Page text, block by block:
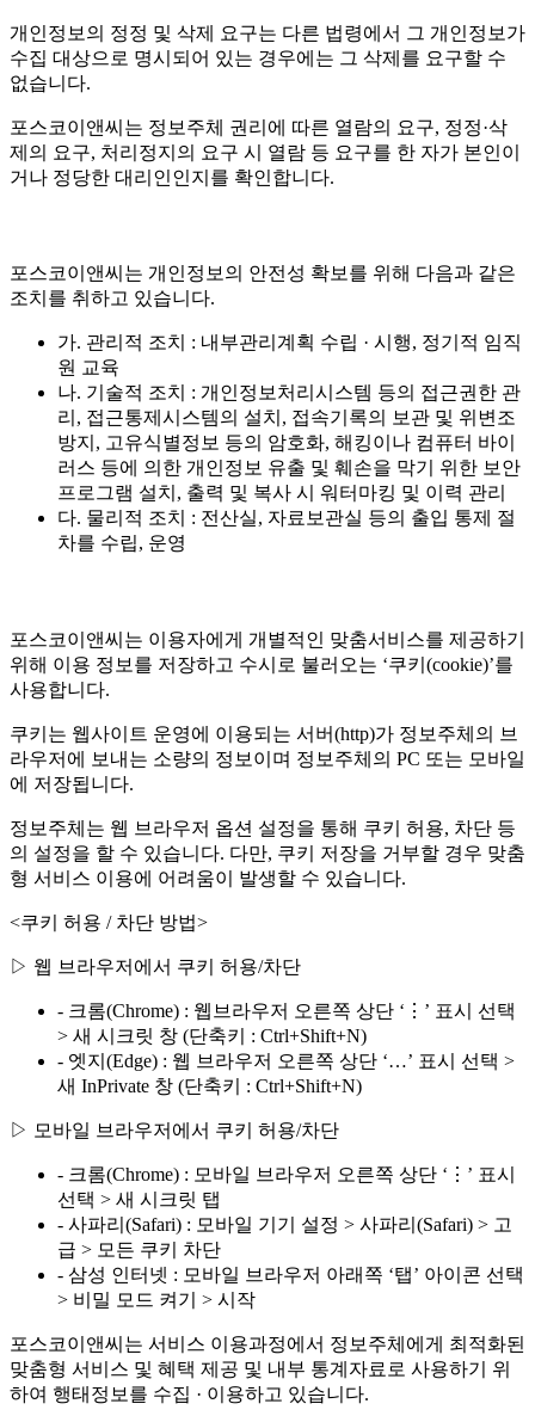
개인정보의 정정 및 삭제 요구는 다른 법령에서 그 개인정보가
수집 대상으로 명시되어 있는 경우에는 그 삭제를 요구할 수
없습니다.
포스코이앤씨는 정보주체 권리에 따른 열람의 요구, 정정·삭
제의 요구, 처리정지의 요구 시 열람 등 요구를 한 자가 본인이
거나 정당한 대리인인지를 확인합니다.
포스코이앤씨는 개인정보의 안전성 확보를 위해 다음과 같은
조치를 취하고 있습니다.
가. 관리적 조치 : 내부관리계획 수립 · 시행, 정기적 임직
원 교육
나. 기술적 조치 : 개인정보처리시스템 등의 접근권한 관
리, 접근통제시스템의 설치, 접속기록의 보관 및 위변조
방지, 고유식별정보 등의 암호화, 해킹이나 컴퓨터 바이
러스 등에 의한 개인정보 유출 및 훼손을 막기 위한 보안
프로그램 설치, 출력 및 복사 시 워터마킹 및 이력 관리
다. 물리적 조치 : 전산실, 자료보관실 등의 출입 통제 절
차를 수립, 운영
포스코이앤씨는 이용자에게 개별적인 맞춤서비스를 제공하기
위해 이용 정보를 저장하고 수시로 불러오는 ‘쿠키(cookie)’를
사용합니다.
쿠키는 웹사이트 운영에 이용되는 서버(http)가 정보주체의 브
라우저에 보내는 소량의 정보이며 정보주체의 PC 또는 모바일
에 저장됩니다.
정보주체는 웹 브라우저 옵션 설정을 통해 쿠키 허용, 차단 등
의 설정을 할 수 있습니다. 다만, 쿠키 저장을 거부할 경우 맞춤
형 서비스 이용에 어려움이 발생할 수 있습니다.
<쿠키 허용 / 차단 방법>
▷ 웹 브라우저에서 쿠키 허용/차단
- 크롬(Chrome) : 웹브라우저 오른쪽 상단 ‘⋮’ 표시 선택
> 새 시크릿 창 (단축키 : Ctrl+Shift+N)
- 엣지(Edge) : 웹 브라우저 오른쪽 상단 ‘…’ 표시 선택 >
새 InPrivate 창 (단축키 : Ctrl+Shift+N)
▷ 모바일 브라우저에서 쿠키 허용/차단
- 크롬(Chrome) : 모바일 브라우저 오른쪽 상단 ‘⋮’ 표시
선택 > 새 시크릿 탭
- 사파리(Safari) : 모바일 기기 설정 > 사파리(Safari) > 고
급 > 모든 쿠키 차단
- 삼성 인터넷 : 모바일 브라우저 아래쪽 ‘탭’ 아이콘 선택
> 비밀 모드 켜기 > 시작
포스코이앤씨는 서비스 이용과정에서 정보주체에게 최적화된
맞춤형 서비스 및 혜택 제공 및 내부 통계자료로 사용하기 위
하여 행태정보를 수집 · 이용하고 있습니다.